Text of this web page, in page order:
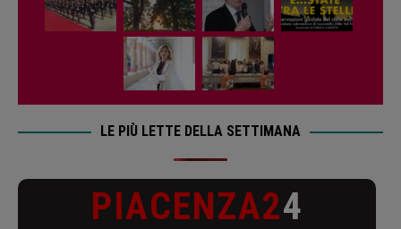
LE PIÙ LETTE DELLA SETTIMANA
PIACENZA24